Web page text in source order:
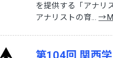
を提供する「アナリ
アナリストの育...
第104回 関西